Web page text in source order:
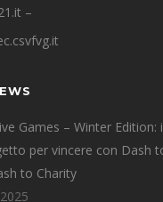
–
Games – Winter Edition:
per vincere con Dash
to Charity